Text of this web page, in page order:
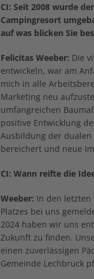
CI: Seit 2008 wurde
Campingresort
auf was blicken Sie
Felicitas Weeber: Die
entwickeln, war am
mich in alle
Marketing neu
umfangreichen
positive Entwicklung
Ausbildung der dualen
bereichert und neue
CI: Wann reifte die
Weeber: In den letzten
Platzes bei uns
2024 haben wir uns
Zukunft zu finden.
einen zuverlässigen
Gemeinde Lechbruck